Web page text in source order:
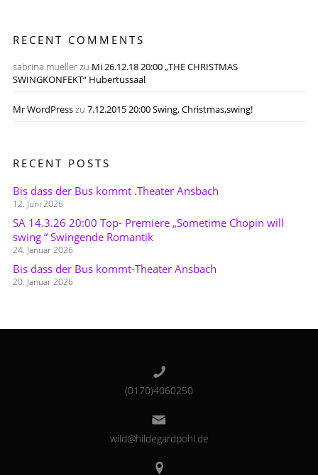
RECENT COMMENTS
sabrina.muellerzu Mi 26.12.18 20:00 „THE CHRISTMAS
SWINGKONFEKT“ Hubertussaal
Mr WordPresszu 7.12.2015 20:00 Swing, Christmas,swing!
RECENT POSTS
Bis dass der Bus kommt .Theater Ansbach
12. Juni 2026
SA 14.3.26 20:00 Top- Premiere „Sometime Chopin will
swing “ Swingende Romantik
24. Januar 2026
Bis dass der Bus kommt-Theater Ansbach
20. Januar 2026
(0170)4060250
wild@hildegardpohl.de